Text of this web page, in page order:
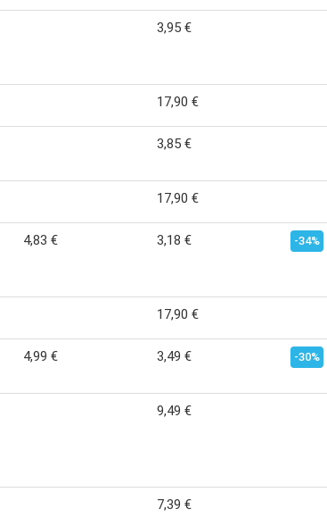
3,95 €
17,90 €
3,85 €
17,90 €
4,83 € 3,18 € -34%
17,90 €
4,99 € 3,49 € -30%
9,49 €
7,39 €